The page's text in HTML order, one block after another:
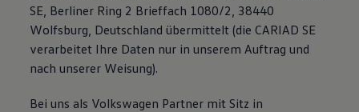
SE, Berliner Ring 2 Brieffach 1080/2, 38440
Wolfsburg, Deutschland übermittelt (die CARIAD SE
verarbeitet Ihre Daten nur in unserem Auftrag und
nach unserer Weisung).
Bei uns als Volkswagen Partner mit Sitz in